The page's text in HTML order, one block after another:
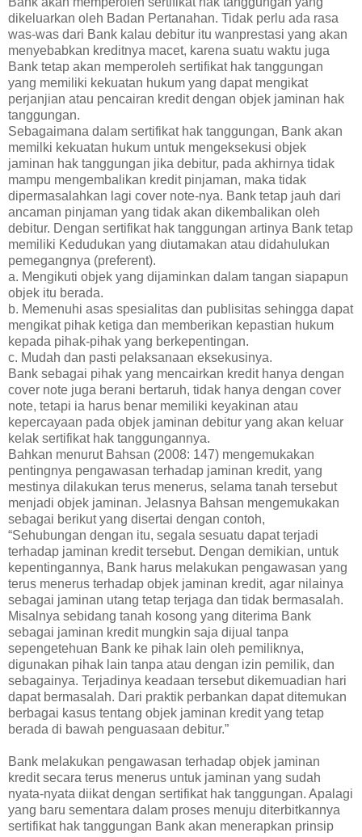
dikeluarkan oleh Badan Pertanahan. Tidak perlu ada rasa
was-was dari Bank kalau debitur itu wanprestasi yang akan
menyebabkan kreditnya macet, karena suatu waktu juga
Bank tetap akan memperoleh sertifikat hak tanggungan
yang memiliki kekuatan hukum yang dapat mengikat
perjanjian atau pencairan kredit dengan objek jaminan hak
tanggungan.
Sebagaimana dalam sertifikat hak tanggungan, Bank akan
memilki kekuatan hukum untuk mengeksekusi objek
jaminan hak tanggungan jika debitur, pada akhirnya tidak
mampu mengembalikan kredit pinjaman, maka tidak
dipermasalahkan lagi cover note-nya. Bank tetap jauh dari
ancaman pinjaman yang tidak akan dikembalikan oleh
debitur. Dengan sertifikat hak tanggungan artinya Bank tetap
memiliki Kedudukan yang diutamakan atau didahulukan
pemegangnya (preferent).
a. Mengikuti objek yang dijaminkan dalam tangan siapapun
objek itu berada.
b. Memenuhi asas spesialitas dan publisitas sehingga dapat
mengikat pihak ketiga dan memberikan kepastian hukum
kepada pihak-pihak yang berkepentingan.
c. Mudah dan pasti pelaksanaan eksekusinya.
Bank sebagai pihak yang mencairkan kredit hanya dengan
cover note juga berani bertaruh, tidak hanya dengan cover
note, tetapi ia harus benar memiliki keyakinan atau
kepercayaan pada objek jaminan debitur yang akan keluar
kelak sertifikat hak tanggungannya.
Bahkan menurut Bahsan (2008: 147) mengemukakan
pentingnya pengawasan terhadap jaminan kredit, yang
mestinya dilakukan terus menerus, selama tanah tersebut
menjadi objek jaminan. Jelasnya Bahsan mengemukakan
sebagai berikut yang disertai dengan contoh,
“Sehubungan dengan itu, segala sesuatu dapat terjadi
terhadap jaminan kredit tersebut. Dengan demikian, untuk
kepentingannya, Bank harus melakukan pengawasan yang
terus menerus terhadap objek jaminan kredit, agar nilainya
sebagai jaminan utang tetap terjaga dan tidak bermasalah.
Misalnya sebidang tanah kosong yang diterima Bank
sebagai jaminan kredit mungkin saja dijual tanpa
sepengetehuan Bank ke pihak lain oleh pemiliknya,
digunakan pihak lain tanpa atau dengan izin pemilik, dan
sebagainya. Terjadinya keadaan tersebut dikemuadian hari
dapat bermasalah. Dari praktik perbankan dapat ditemukan
berbagai kasus tentang objek jaminan kredit yang tetap
berada di bawah penguasaan debitur.”
Bank melakukan pengawasan terhadap objek jaminan
kredit secara terus menerus untuk jaminan yang sudah
nyata-nyata diikat dengan sertifikat hak tanggungan. Apalagi
yang baru sementara dalam proses menuju diterbitkannya
sertifikat hak tanggungan Bank akan menerapkan prinsip